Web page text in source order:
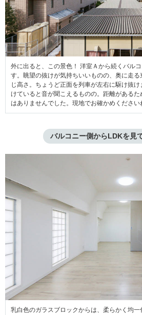
外に出ると、この景色！ 洋室Ａから続くバル
す。眺望の抜けが気持ちいいものの、奥に走
じ高さ。ちょうど正面を列車が左右に駆け抜
けていると音が聞こえるものの。距離がある
はありませんでした。現地でお確かめください
バルコニー側からLDKを見
乳白色のガラスブロックからは、柔らかく均